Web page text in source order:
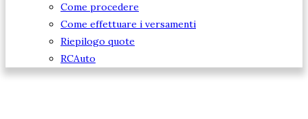
Come procedere
Come effettuare i versamenti
Riepilogo quote
RCAuto